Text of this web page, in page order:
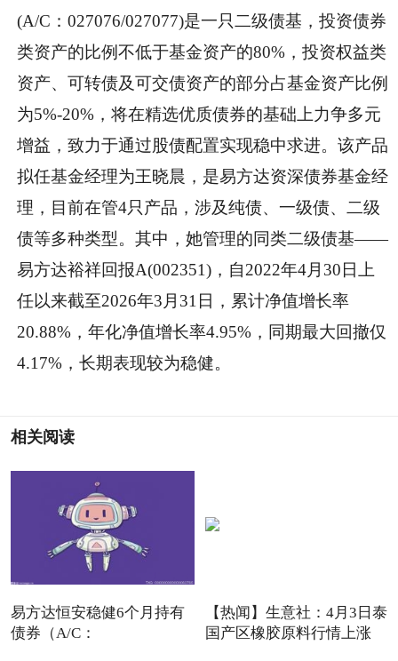
(A/C：027076/027077)是一只二级债基，投资债券
类资产的比例不低于基金资产的80%，投资权益类
资产、可转债及可交债资产的部分占基金资产比例
为5%-20%，将在精选优质债券的基础上力争多元
增益，致力于通过股债配置实现稳中求进。该产品
拟任基金经理为王晓晨，是易方达资深债券基金经
理，目前在管4只产品，涉及纯债、一级债、二级
债等多种类型。其中，她管理的同类二级债基——
易方达裕祥回报A(002351)，自2022年4月30日上
任以来截至2026年3月31日，累计净值增长率
20.88%，年化净值增长率4.95%，同期最大回撤仅
4.17%，长期表现较为稳健。
相关阅读
易方达恒安稳健6个月持有
债券（A/C：
【热闻】生意社：4月3日泰
国产区橡胶原料行情上涨